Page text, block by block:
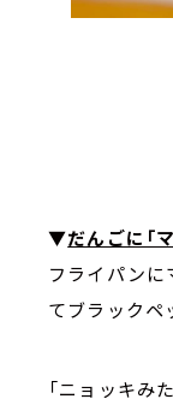
▼だんごに「
フライパンに
てブラックペ
「ニョッキみた